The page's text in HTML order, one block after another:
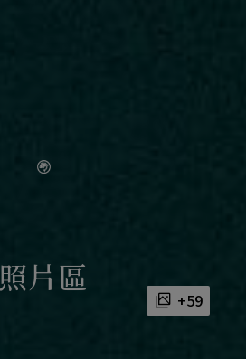
照片區
+59